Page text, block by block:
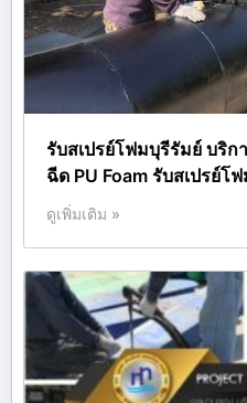
รับสเปรย์โฟมบุรีรัมย์ บริ
ฉีด PU Foam รับสเปรย์
ดูเพิ่มเติม »